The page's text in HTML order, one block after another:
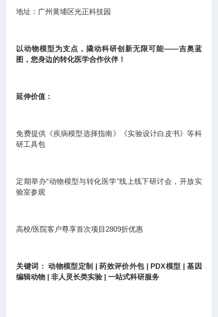
地址：广州黄埔区光正科技园
以动物模型为支点，撬动科研创新无限可能——吉奥蓝
图，您身边的转化医学合作伙伴！
延伸价值：
免费提供《疾病模型选择指南》《实验设计白皮书》等科
研工具包
定期举办“动物模型与转化医学"线上线下研讨会，开放实
验室参观
高校/医院客户尊享首次项目2809折优惠
关键词： 动物模型定制 | 药效评价外包 | PDX模型 | 基因
编辑动物 | 非人灵长类实验 | 一站式科研服务